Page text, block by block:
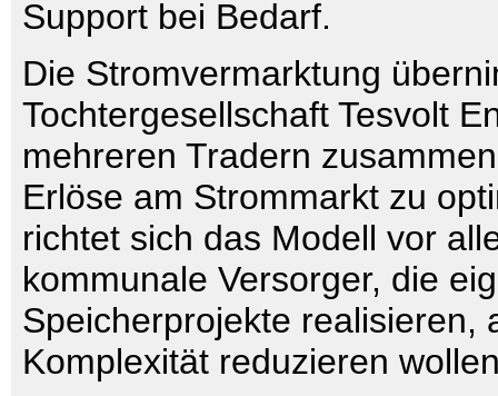
Support bei Bedarf.
Die Stromvermarktung
Tochtergesellschaft Tesvolt
mehreren Tradern
Erlöse am Strommarkt zu
richtet sich das Modell vor
kommunale Versorger, die
Speicherprojekte realisieren,
Komplexität reduzieren